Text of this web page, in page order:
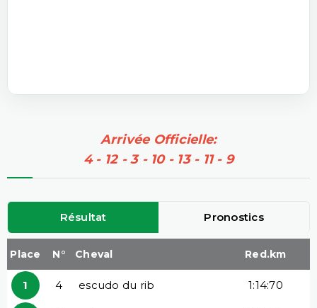
Arrivée Officielle:
4 - 12 - 3 - 10 - 13 - 11 - 9
Résultat Pronostics
Place N° Cheval Red.km
1 4 escudo du rib 1:14:70